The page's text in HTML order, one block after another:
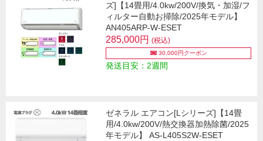
ズ]【14畳用/4.0kw/200V/換気・加湿/フ
ィルター自動お掃除/2025年モデル】
AN405ARP-W-ESET
285,000円 (税込)
30,000円クーポン
発送目安：2週間
ゼネラル エアコン[Lシリーズ]【14畳
用/4.0kw/200V/熱交換器加熱除菌/2025
年モデル】 AS-L405S2W-ESET